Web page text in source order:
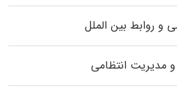
و روابط بین الملل
مدیریت انتظامی